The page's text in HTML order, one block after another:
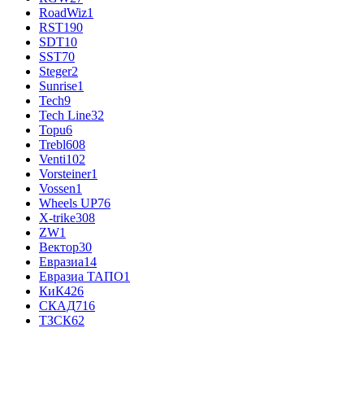
RoadWiz1
RST190
SDT10
SST70
Steger2
Sunrise1
Tech9
Tech Line32
Topu6
Trebl608
Venti102
Vorsteiner1
Vossen1
Wheels UP76
X-trike308
ZW1
Вектор30
Евразиа14
Евразиа ТАПО1
КиК426
СКАД716
ТЗСК62